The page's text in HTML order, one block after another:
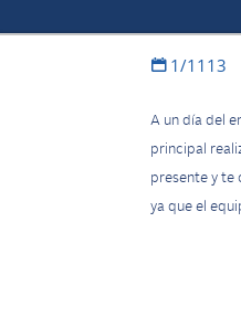
1/1113
A un día del
principal
presente y te
ya que el